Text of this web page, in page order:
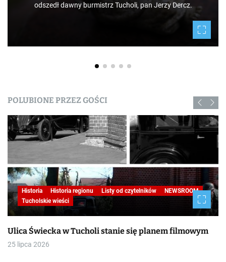
daje nam natura.
POLUBIONE PRZEZ GOŚCI
Historia Historia regionu Listy od czytelników
NEWSROOM
Tucholskie wieści
Ulica Świecka w Tucholi stanie się planem filmowym
25 lipca 2026